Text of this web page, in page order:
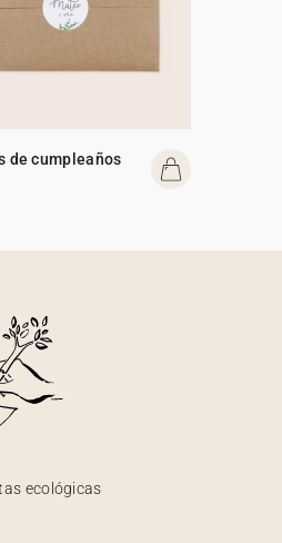
de cumpleaños
ecológicas